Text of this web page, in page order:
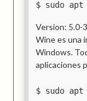
sudo apt
Version: 5.0-
Wine es una
Windows.
aplicaciones
sudo